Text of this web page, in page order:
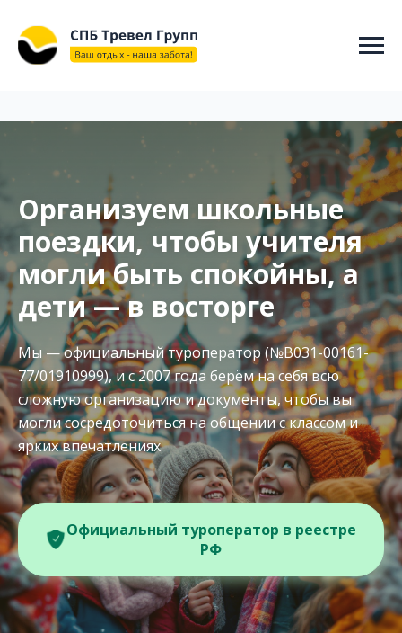
"СПБ ТРЕВЕЛ ГРУПП", "url": "https://spbtravelgroup.ru/",
"potentialAction": { "@type": "SearchAction", "target":
"https://spbtravelgroup.ru/search?q={search_term_string}", "query-
Организуем школьные
поездки, чтобы учителя
могли быть спокойны, а
дети — в восторге
Мы — официальный туроператор (№В031-00161-
77/01910999), и с 2007 года берём на себя всю
сложную организацию и документы, чтобы вы
могли сосредоточиться на общении с классом и
ярких впечатлениях.
Официальный туроператор в реестре
РФ